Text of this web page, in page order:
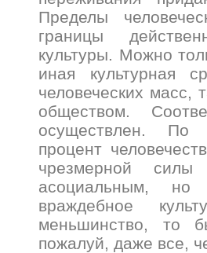
Пределы
границы
культуры. Можно
иная культурная
человеческих масс,
обществом.
осуществлен. По
процент
чрезмерной силы
асоциальным,
враждебное
меньшинство, то
пожалуй, даже все,